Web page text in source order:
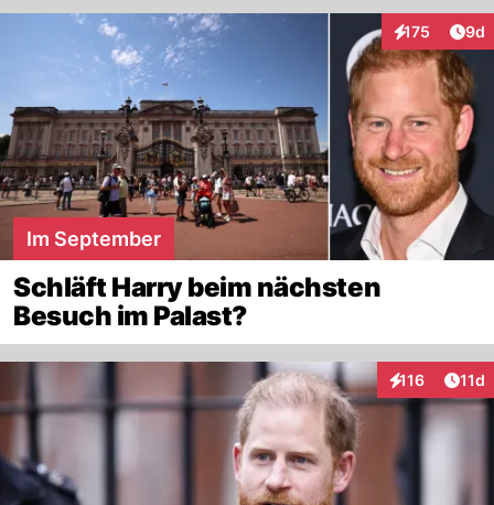
175
Interaktionen
9d
Im September
Schläft Harry beim nächsten
Besuch im Palast?
116
Interaktionen
11d